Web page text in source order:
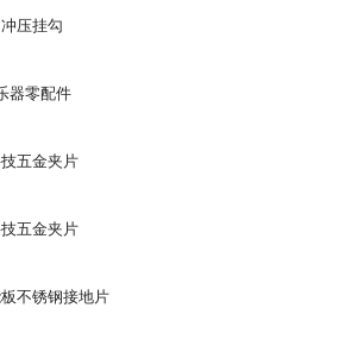
冲压挂勾
器零配件
五金夹片
五金夹片
不锈钢接地片